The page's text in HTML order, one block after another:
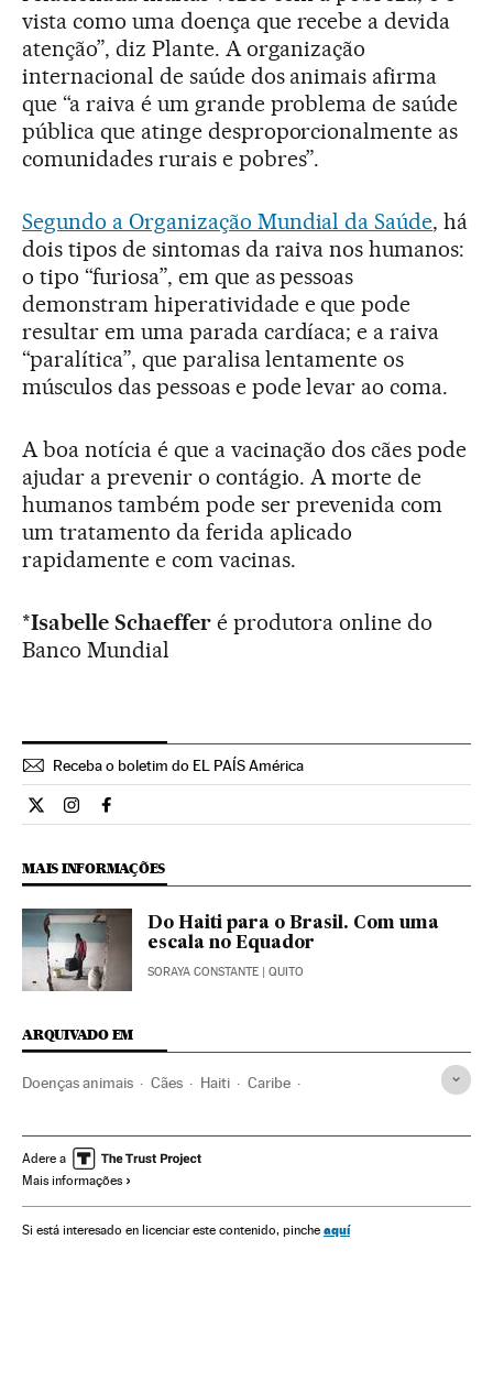
vista como uma doença que recebe a devida
atenção”, diz Plante. A organização
internacional de saúde dos animais afirma
que “a raiva é um grande problema de saúde
pública que atinge desproporcionalmente as
comunidades rurais e pobres”.
Segundo a Organização Mundial da Saúde, há
dois tipos de sintomas da raiva nos humanos:
o tipo “furiosa”, em que as pessoas
demonstram hiperatividade e que pode
resultar em uma parada cardíaca; e a raiva
“paralítica”, que paralisa lentamente os
músculos das pessoas e pode levar ao coma.
A boa notícia é que a vacinação dos cães pode
ajudar a prevenir o contágio. A morte de
humanos também pode ser prevenida com
um tratamento da ferida aplicado
rapidamente e com vacinas.
*Isabelle Schaefferé produtora online do
Banco Mundial
Receba o boletim do EL PAÍS América
Internacional El País Brasil en Twitter
Internacional El País Brasil en Instagram
Internacional El País Brasil en Facebook
MAIS INFORMAÇÕES
Do Haiti para o Brasil. Com uma
escala no Equador
SORAYA CONSTANTE | QUITO
ARQUIVADO EM
Doenças animais Cães Haiti Caribe
América Latina Doenças
Medicina Fauna
Meio ambiente
Adere a
Mais informações
Si está interesado en licenciar este contenido, pinche aquí